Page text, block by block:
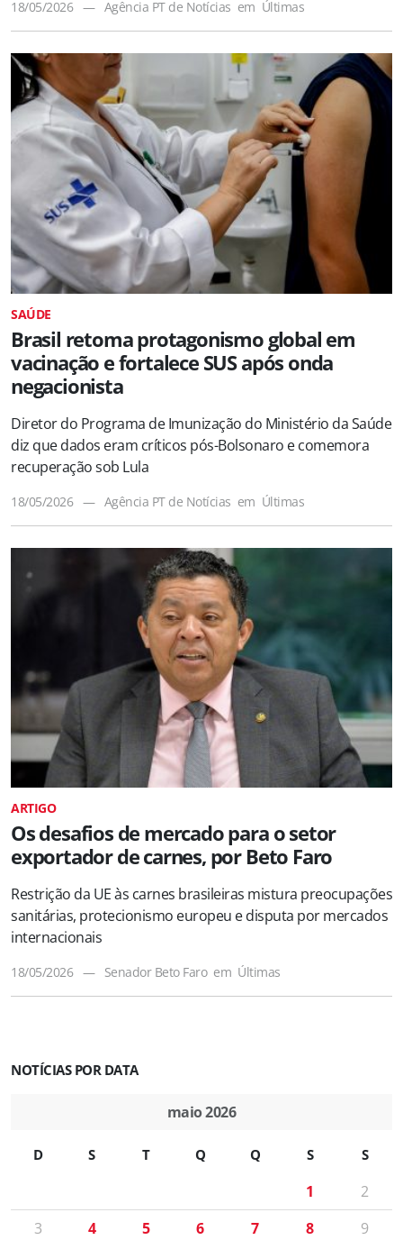
18/05/2026 — Agência PT de Notícias em Últimas
SAÚDE
Brasil retoma protagonismo global em
vacinação e fortalece SUS após onda
negacionista
Diretor do Programa de Imunização do Ministério da Saúde
diz que dados eram críticos pós-Bolsonaro e comemora
recuperação sob Lula
18/05/2026 — Agência PT de Notícias em Últimas
ARTIGO
Os desafios de mercado para o setor
exportador de carnes, por Beto Faro
Restrição da UE às carnes brasileiras mistura preocupações
sanitárias, protecionismo europeu e disputa por mercados
internacionais
18/05/2026 — Senador Beto Faro em Últimas
NOTÍCIAS POR DATA
maio 2026
D S T Q Q S S
1
2
3
4 5 6 7 8
9